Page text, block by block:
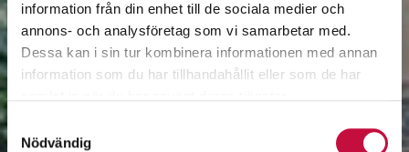
information från din enhet till de sociala medier och
annons- och analysföretag som vi samarbetar med.
Dessa kan i sin tur kombinera informationen med annan
information som du har tillhandahållit eller som de har
Samtyckesval
Nödvändig